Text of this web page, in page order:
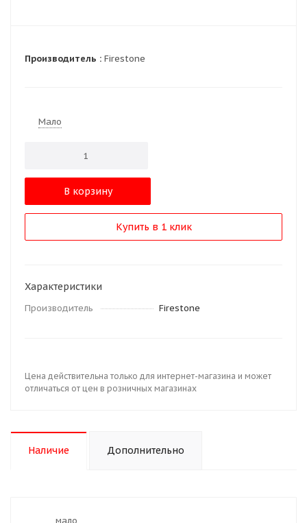
Производитель : Firestone
Мало
В корзину
Купить в 1 клик
Характеристики
Производитель Firestone
Цена действительна только для интернет-магазина и может
отличаться от цен в розничных магазинах
Наличие Дополнительно
Мало